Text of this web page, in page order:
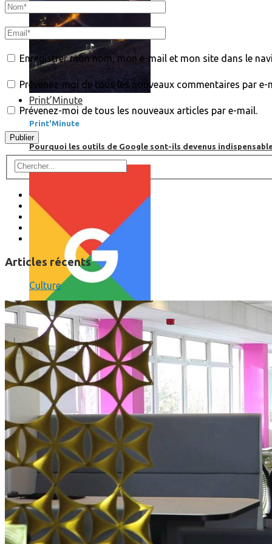
Print’Minute
Print'Minute
Pourquoi les outils de Google sont-ils devenus
Comment utiliser « Photoshop » gratuitement et légalement
Enregistrer mon nom, mon e-mail et mon site dans le
Prévenez-moi de tous les nouveaux commentaires par e-
Prévenez-moi de tous les nouveaux articles par e-mail.
Articles récents
Culture